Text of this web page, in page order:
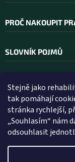
Stejně jako
tak pomáhají
stránka rychlejší,
„Souhlasím“ nám
odsouhlasit
PROČ NAKOUPIT
SLOVNÍK POJMŮ
Kontakt
INFO@
800 200 900
602 112 602